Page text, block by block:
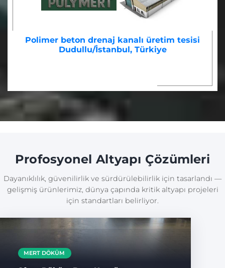
Polimer beton drenaj kanalı üretim tesisi
Dudullu/İstanbul, Türkiye
Profosyonel Altyapı Çözümleri
Dayanıklılık, güvenilirlik ve sürdürülebilirlik için tasarlandı —
gelişmiş ürünlerimiz, dünya çapında kritik altyapı projeleri
için standartları belirliyor.
MERT DÖKÜM